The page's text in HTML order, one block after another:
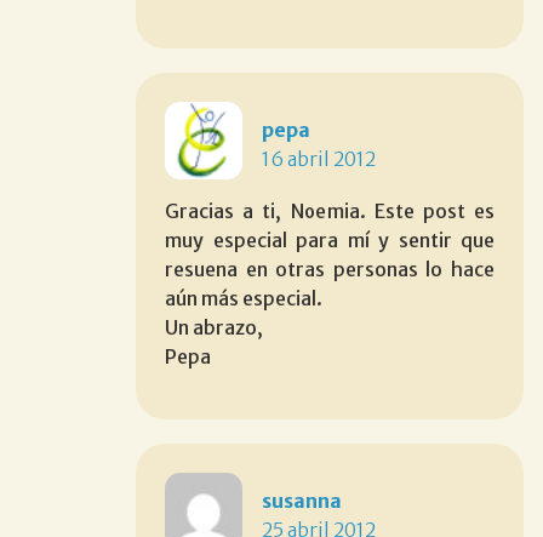
pepa
16 abril 2012
Gracias a ti, Noemia. Este post es
muy especial para mí y sentir que
resuena en otras personas lo hace
aún más especial.
Un abrazo,
Pepa
susanna
25 abril 2012